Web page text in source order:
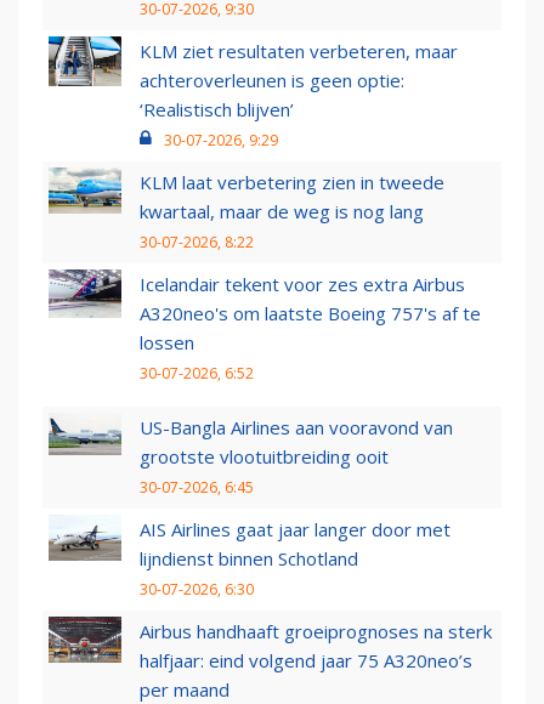
30-07-2026, 9:30
KLM ziet resultaten verbeteren, maar
achteroverleunen is geen optie:
‘Realistisch blijven’
30-07-2026, 9:29
KLM laat verbetering zien in tweede
kwartaal, maar de weg is nog lang
30-07-2026, 8:22
Icelandair tekent voor zes extra Airbus
A320neo's om laatste Boeing 757's af te
lossen
30-07-2026, 6:52
US-Bangla Airlines aan vooravond van
grootste vlootuitbreiding ooit
30-07-2026, 6:45
AIS Airlines gaat jaar langer door met
lijndienst binnen Schotland
30-07-2026, 6:30
Airbus handhaaft groeiprognoses na sterk
halfjaar: eind volgend jaar 75 A320neo’s
per maand